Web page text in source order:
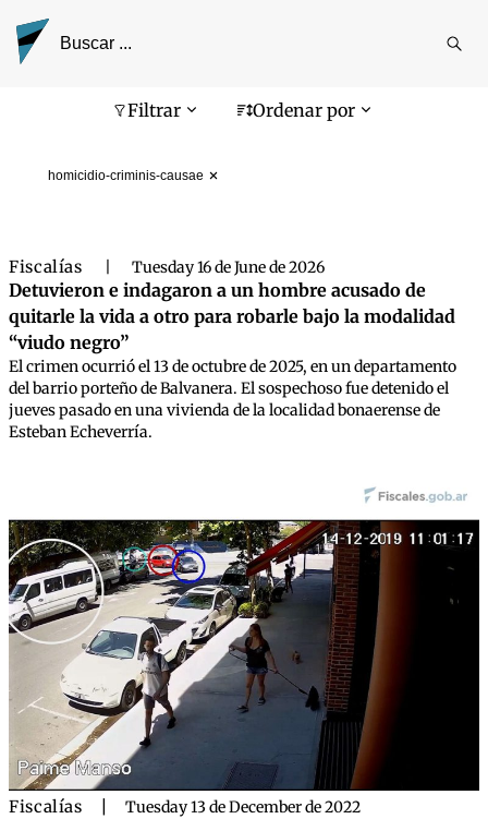
Filtrar Ordenar por
homicidio-criminis-causae
Pantalla de búsqueda
Fiscalías Tuesday 16 de June de 2026
Detuvieron e indagaron a un hombre acusado de
quitarle la vida a otro para robarle bajo la modalidad
“viudo negro”
El crimen ocurrió el 13 de octubre de 2025, en un departamento
del barrio porteño de Balvanera. El sospechoso fue detenido el
jueves pasado en una vivienda de la localidad bonaerense de
Esteban Echeverría.
Fiscalías Tuesday 13 de December de 2022